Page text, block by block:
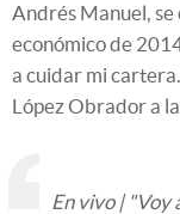
Andrés Manuel, se
económico de
a cuidar mi
López Obrador a
En vivo | "Voy